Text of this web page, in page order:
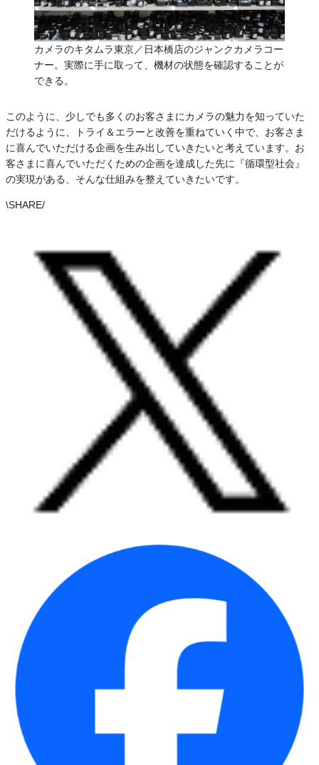
カメラのキタムラ東京／日本橋店のジャンクカメラコー
ナー。実際に手に取って、機材の状態を確認することが
できる。
このように、少しでも多くのお客さまにカメラの魅力を知っていた
だけるように、トライ＆エラーと改善を重ねていく中で、お客さま
に喜んでいただける企画を生み出していきたいと考えています。お
客さまに喜んでいただくための企画を達成した先に『循環型社会』
の実現がある、そんな仕組みを整えていきたいです。
\SHARE/